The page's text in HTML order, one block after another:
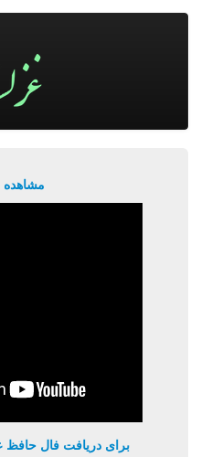
مشاهده
برای دریافت فال حافظ